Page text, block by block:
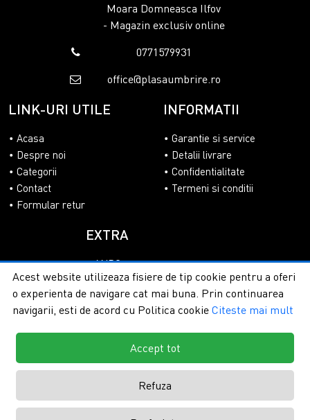
Moara Domneasca Ilfov
- Magazin exclusiv online
0771579931
office@plasaumbrire.ro
LINK-URI UTILE
Acasa
Despre noi
Categorii
Contact
Formular retur
INFORMATII
Garantie si service
Detalii livrare
Confidentialitate
Termeni si conditii
EXTRA
ANPC
SOL
Copyright © 2026 - PlasaUmbrire.ro | Toate drepturile
rezervate.Creare magazine online by ITeXclusiv.ro
Acest website utilizeaza fisiere de tip cookie pentru a oferi
o experienta de navigare cat mai buna. Prin continuarea
navigarii, esti de acord cu Politica cookie Citeste mai mult
Accept tot
Refuza